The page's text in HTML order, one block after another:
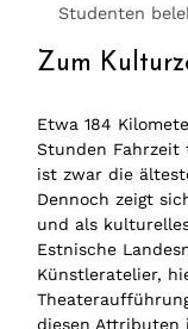
Studenten
Zum
Etwa 184
Stunden Fahrzeit
ist zwar die
Dennoch zeigt
und als
Estnische
Künstleratelier,
diesen Attributen